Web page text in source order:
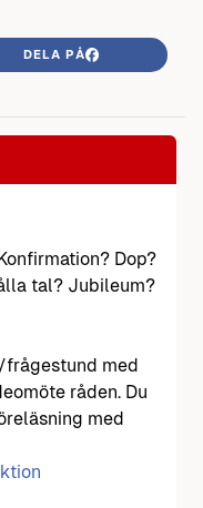
DELA PÅ
Dop?
tal? Jubileum?
med
råden. Du
med